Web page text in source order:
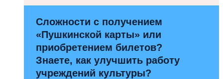
Сложности с получением
«Пушкинской карты» или
приобретением билетов?
Знаете, как улучшить работу
учреждений культуры?